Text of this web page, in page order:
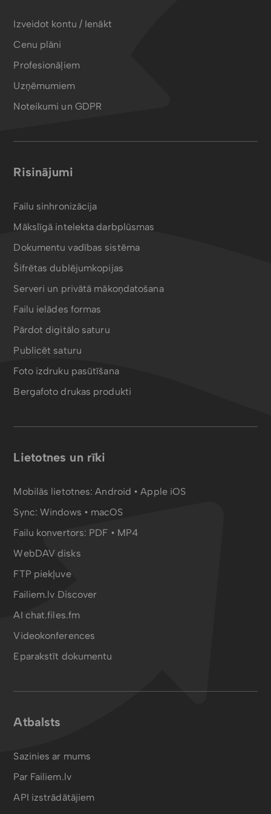
Izveidot kontu / Ienākt
Cenu plāni
Profesionāļiem
Uzņēmumiem
Noteikumi un GDPR
Risinājumi
Failu sinhronizācija
Mākslīgā intelekta darbplūsmas
Dokumentu vadības sistēma
Šifrētas dublējumkopijas
Serveri un privātā mākoņdatošana
Failu ielādes formas
Pārdot digitālo saturu
Publicēt saturu
Foto izdruku pasūtīšana
Bergafoto drukas produkti
Lietotnes un rīki
Mobilās lietotnes:Android •Apple iOS
Sync:Windows • macOS
Failu konvertors: PDF • MP4
WebDAV disks
FTP piekļuve
Failiem.lv Discover
AI chat.files.fm
Videokonferences
Eparakstīt dokumentu
Atbalsts
Sazinies ar mums
Par Failiem.lv
API izstrādātājiem